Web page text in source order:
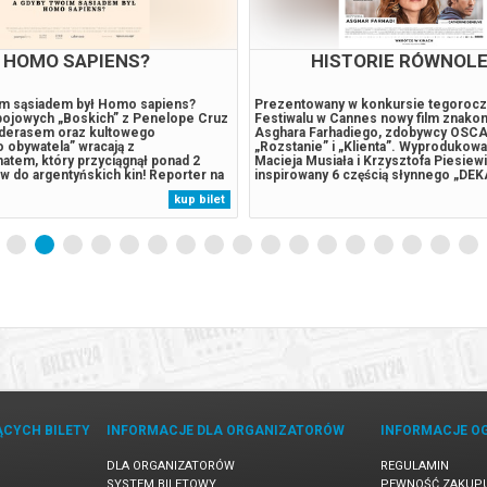
OJCZYZNA
przez Instytucję Filmową Silesia
Pawła Pawlikowskiego w Kinie
to najnowszy film laureata
Pawlikowskiego, twórcy „Idy” i
zdobywca nagrody za reżyserię na
Międzynarodowym Festiwalu
reżyserię w Cannes, oprócz
kup bilet
LATO ’26. WAKACJE Z
Historia relacji dwóch nurków, Enza
(Jean Reno) i Jacques’a Mayola
oraz jego dziewczyny Johany Baker
Arquette) to wyprawa w morskie
głąb ludzkiej duszy. Kręcony na kilku
spektakl Bessona zawiera bodaj
sceny podwodne w historii kina.
zmysłowa opowieść zaczyna się w
płynie do czasów współczesnych...
BILETY INFORMACJE DLA ORGANIZATORÓW
DLA ORGANIZATORÓW
INFORMACJE
REGULAMIN